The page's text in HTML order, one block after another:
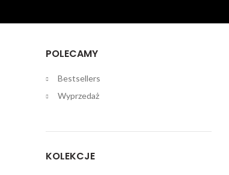
POLECAMY
Bestsellers
Wyprzedaż
KOLEKCJE